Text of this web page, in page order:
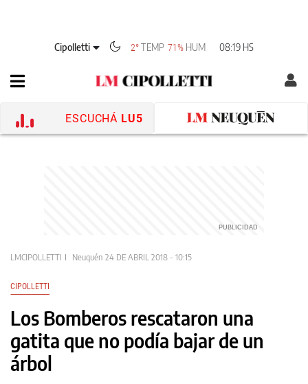
Cipolletti 2°TEMP 71% HUM 08:19 HS
ESCUCHÁ LU5
LMCIPOLLETTI Neuquén 24 DE ABRIL 2018 - 10:15
CIPOLLETTI
Los Bomberos rescataron una
gatita que no podía bajar de un
árbol